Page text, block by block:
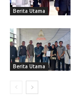
Berita Utama
Berita Utama